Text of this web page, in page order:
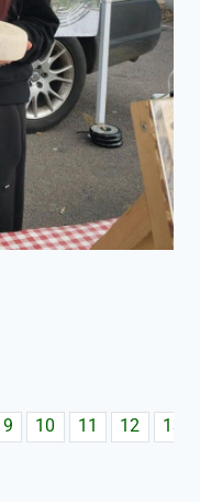
9 10 11 12 13